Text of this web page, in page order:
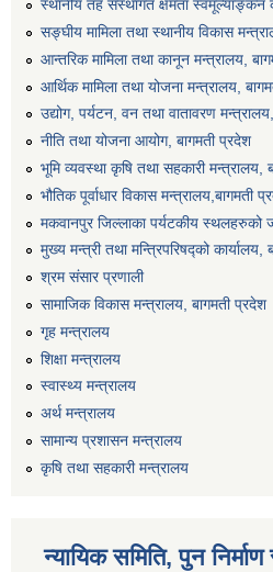
स्थानीय तह संस्थागत क्षमता स्वमूल्याङ्कन
सङ्घीय मामिला तथा स्थानीय विकास
आन्तरिक मामिला तथा कानून मन्त्रालय,
आर्थिक मामिला तथा योजना मन्त्रालय,
उद्योग, पर्यटन, वन तथा वातावरण
नीति तथा योजना आयोग, बागमती प्रदेश
भूमि व्यवस्था कृषि तथा सहकारी मन्त्रालय,
भौतिक पूर्वाधार विकास मन्त्रालय,बागमती
मकवानपुर जिल्लाका पर्यटकीय स्थलहरुको
मुख्य मन्त्री तथा मन्त्रिपरिषद्को कार्यालय,
श्रम संसार प्रणाली
सामाजिक विकास मन्त्रालय, बागमती प्रदेश
गृह मन्त्रालय
शिक्षा मन्त्रालय
स्वास्थ्य मन्त्रालय
अर्थ मन्त्रालय
सामान्य प्रशासन मन्त्रालय
कृषि तथा सहकारी मन्त्रालय
न्यायिक समिति, पुन